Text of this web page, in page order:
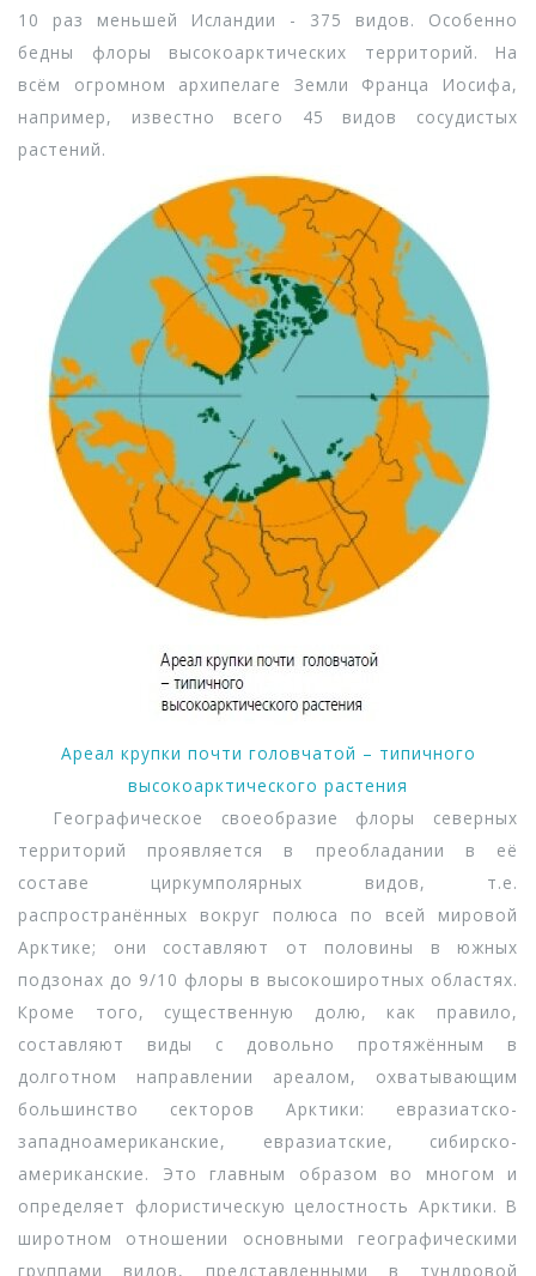
10 раз меньшей Исландии - 375 видов. Особенно
бедны флоры высокоарктических территорий. На
всём огромном архипелаге Земли Франца Иосифа,
например, известно всего 45 видов сосудистых
растений.
Ареал крупки почти головчатой – типичного
высокоарктического растения
Географическое своеобразие флоры северных
территорий проявляется в преобладании в её
составе циркумполярных видов, т.е.
распространённых вокруг полюса по всей мировой
Арктике; они составляют от половины в южных
подзонах до 9/10 флоры в высокоширотных областях.
Кроме того, существенную долю, как правило,
составляют виды с довольно протяжённым в
долготном направлении ареалом, охватывающим
большинство секторов Арктики: евразиатско-
западноамериканские, евразиатские, сибирско-
американские. Это главным образом во многом и
определяет флористическую целостность Арктики. В
широтном отношении основными географическими
группами видов, представленными в тундровой